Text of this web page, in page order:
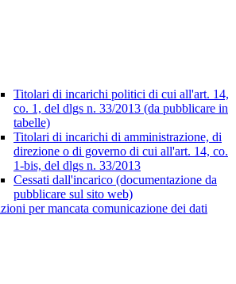
Titolari di incarichi politici di cui all'art. 14,
co. 1, del dlgs n. 33/2013 (da pubblicare in
tabelle)
Titolari di incarichi di amministrazione, di
direzione o di governo di cui all'art. 14, co.
1-bis, del dlgs n. 33/2013
Cessati dall'incarico (documentazione da
pubblicare sul sito web)
per mancata comunicazione dei dati